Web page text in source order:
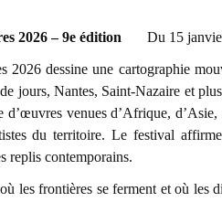
2026 – 9e édition Du 15
2026 dessine une cartographie
jours, Nantes, Saint-Nazaire et
d’œuvres venues d’Afrique,
du territoire. Le festival
replis contemporains.
les frontières se ferment et où les